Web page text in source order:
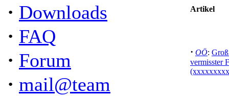
· Downloads
· FAQ
· Forum
· mail@team
Artikel
· OÖ:
vermisster